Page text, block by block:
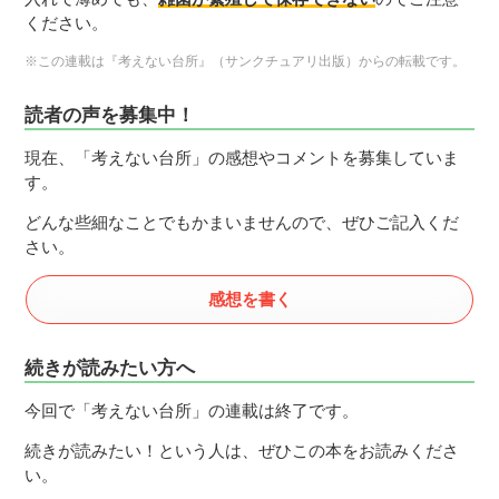
ください。
※この連載は『考えない台所』（サンクチュアリ出版）からの転載です。
読者の声を募集中！
現在、「考えない台所」の感想やコメントを募集していま
す。
どんな些細なことでもかまいませんので、ぜひご記入くだ
さい。
感想を書く
続きが読みたい方へ
今回で「考えない台所」の連載は終了です。
続きが読みたい！という人は、ぜひこの本をお読みくださ
い。